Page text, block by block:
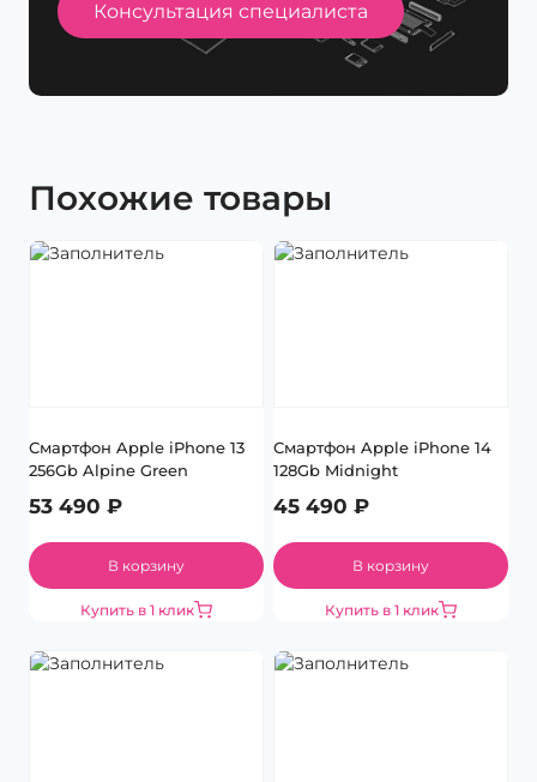
Консультация специалиста
Похожие товары
Смартфон Apple iPhone 13
256Gb Alpine Green
53 490 ₽
В корзину
Купить в 1 клик
Смартфон Apple iPhone 14
128Gb Midnight
45 490 ₽
В корзину
Купить в 1 клик